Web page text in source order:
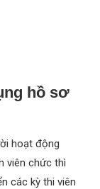
hồ sơ
hoạt động
viên chức thì
các kỳ thi viên